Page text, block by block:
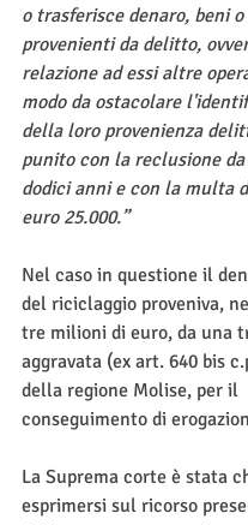
o trasferisce denaro, beni
provenienti da delitto,
relazione ad essi altre
modo da ostacolare
della loro provenienza
punito con la reclusione
dodici anni e con la multa
euro 25.000.”
Nel caso in questione il
del riciclaggio proveniva,
tre milioni di euro, da una
aggravata (ex art. 640 bis
della regione Molise, per il
conseguimento di
La Suprema corte è stata
esprimersi sul ricorso